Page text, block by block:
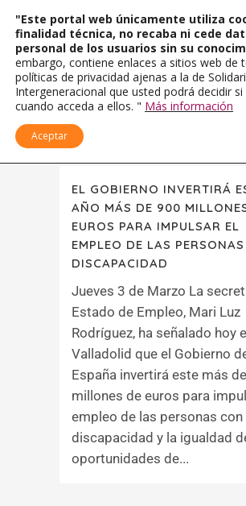
EL GOBIERNO INVERTIRÁ
AÑO MÁS DE 900
EUROS PARA IMPULSAR EL
EMPLEO DE LAS
DISCAPACIDAD
Jueves 3 de Marzo La
Estado de Empleo, Mari Luz
Rodríguez, ha señalado hoy
Valladolid que el Gobierno
España invertirá este más
millones de euros para
empleo de las personas con
discapacidad y la igualdad
oportunidades de...
"Este portal web únicamente utiliza
finalidad técnica, no recaba ni cede
personal de los usuarios sin su
embargo, contiene enlaces a sitios web de
políticas de privacidad ajenas a la de
Intergeneracional que usted podrá decidir
cuando acceda a ellos. " Más información
Aceptar